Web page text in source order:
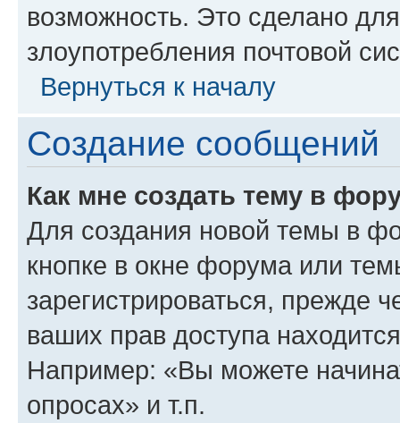
возможность. Это сделано
злоупотребления почтовой
Вернуться к началу
Создание сообщений
Как мне создать тему в
Для создания новой темы в
кнопке в окне форума или
зарегистрироваться, прежде
ваших прав доступа
Например: «Вы можете
опросах» и т.п.